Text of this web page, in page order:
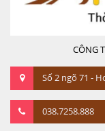
CÔNG
Số 2 ngõ 71 -
038.7258.888